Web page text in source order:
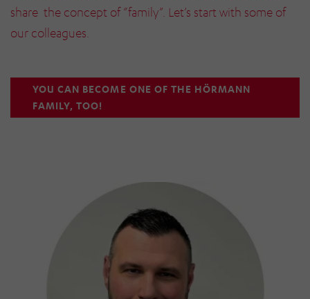
share the concept of “family”. Let’s start with some of
our colleagues.
YOU CAN BECOME ONE OF THE HÖRMANN
FAMILY, TOO!